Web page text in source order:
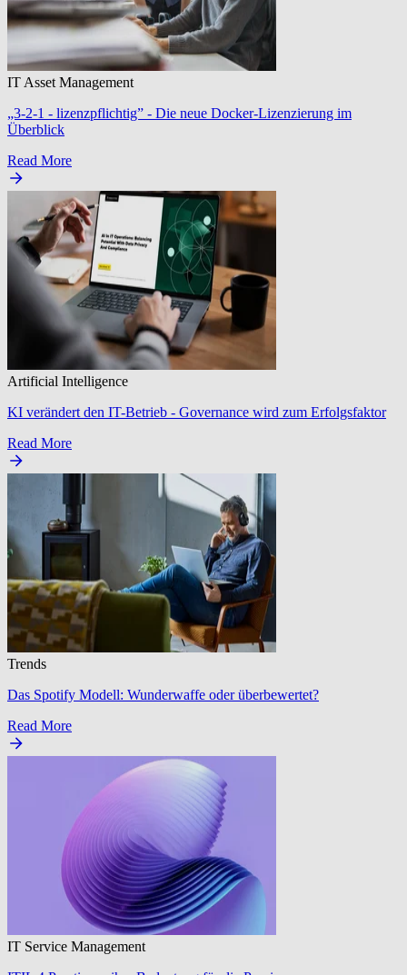
IT Asset Management
„3-2-1 - lizenzpflichtig” - Die neue Docker-Lizenzierung im
Überblick
Read More
Artificial Intelligence
KI verändert den IT-Betrieb - Governance wird zum Erfolgsfaktor
Read More
Trends
Das Spotify Modell: Wunderwaffe oder überbewertet?
Read More
IT Service Management